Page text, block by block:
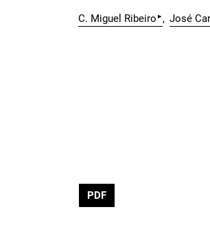
C. Miguel Ribeiro ▸ José
PDF